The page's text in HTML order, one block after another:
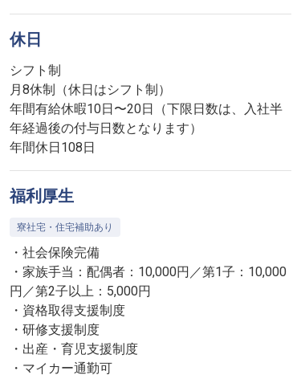
休日
シフト制
月8休制（休日はシフト制）
年間有給休暇10日〜20日（下限日数は、入社半
年経過後の付与日数となります）
年間休日108日
福利厚生
寮社宅・住宅補助あり
・社会保険完備
・家族手当：配偶者：10,000円／第1子：10,000
円／第2子以上：5,000円
・資格取得支援制度
・研修支援制度
・出産・育児支援制度
・マイカー通勤可